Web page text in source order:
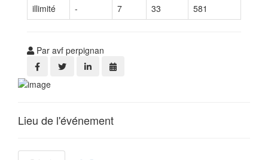
illimité
- 7 33 581
Par avf perpignan
Lieu de l'événement